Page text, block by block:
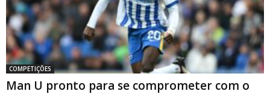
COMPETIÇÕES
Man U pronto para se comprometer com o